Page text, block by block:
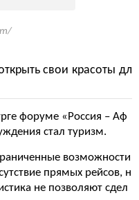
свои красоты дл
форуме «Россия – Аф
стал туризм.
возможности
прямых рейсов, н
не позволяют сдел